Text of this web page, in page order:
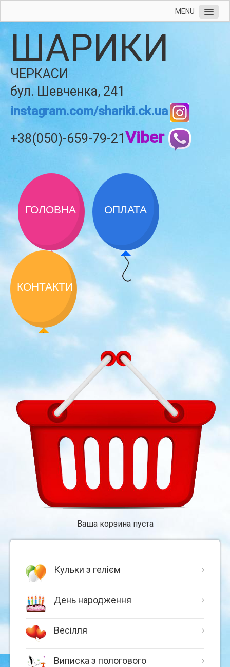
MENU
ШАРИКИ
ЧЕРКАСИ
бул. Шевченка, 241
instagram.com/shariki.ck.ua
+38(050)-659-79-21Viber
ГОЛОВНА ОПЛАТА
КОНТАКТИ
Ваша корзина пуста
Кульки з гелієм
День народження
Весілля
Виписка з пологового